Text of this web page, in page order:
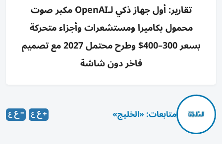
تقارير: أول جهاز ذكي لـOpenAI مكبر صوت
محمول بكاميرا ومستشعرات وأجزاء متحركة
بسعر 300–400$ وطرح محتمل 2027 مع تصميم
فاخر دون شاشة
متابعات: «الخليج»